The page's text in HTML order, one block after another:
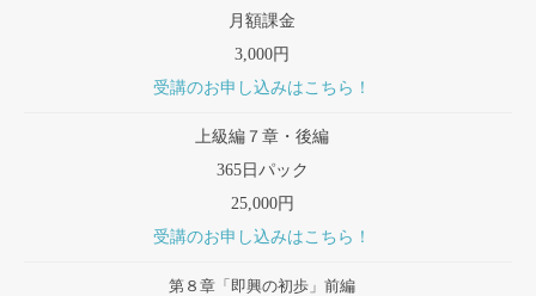
月額課金
3,000円
受講のお申し込みはこちら！
上級編７章・後編
365日パック
25,000円
受講のお申し込みはこちら！
第８章「即興の初歩」前編